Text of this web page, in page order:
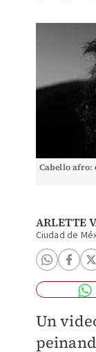
Cabello afro:
ARLETTE
Ciudad de
Un